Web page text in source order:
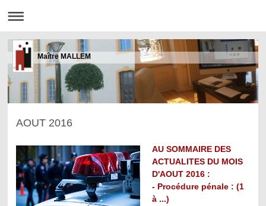
Maître MALLEM
AOUT 2016
AU SOMMAIRE DES
ACTUALITES DU MOIS
D'AOUT 2016 :
- Procédure pénale : (1
à ...)